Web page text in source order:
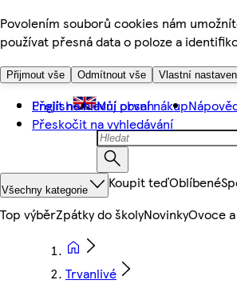
Povolením souborů cookies nám
používat přesná data o poloze a
Přijmout vše Odmítnout vše Vlastní
Přejít na hlavní obsah
Přeskočit na vyhledávání
English Můj první nákup
Všechny kategorie Koupit teďOblíbené
Top výběrZpátky do školyNovinkyOvoce
Trvanlivé